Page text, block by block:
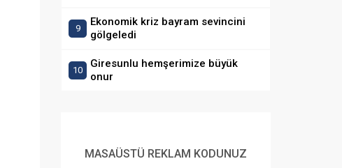
Ekonomik kriz bayram sevincini
gölgeledi
Giresunlu hemşerimize büyük
onur
MASAÜSTÜ REKLAM KODUNUZ